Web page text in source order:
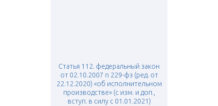
Статья 112. федеральный закон
от 02.10.2007 n 229-фз (ред. от
22.12.2020) «об исполнительном
производстве» (с изм. и доп.,
вступ. в силу с 01.01.2021)